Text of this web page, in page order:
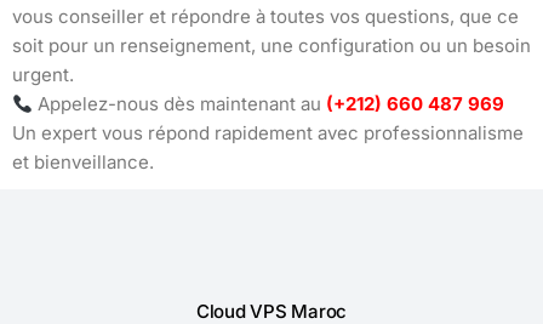
vous conseiller et répondre à toutes vos questions, que ce
soit pour un renseignement, une configuration ou un besoin
urgent.
Appelez-nous dès maintenant au (+212) 660 487 969
Un expert vous répond rapidement avec professionnalisme
et bienveillance.
Cloud VPS Maroc